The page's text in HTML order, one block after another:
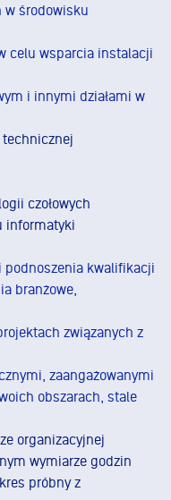
w środowisku
celu wsparcia instalacji
i innymi działami w
czołowych
informatyki
podnoszenia kwalifikacji
branżowe,
związanych z
zaangażowanymi
obszarach, stale
organizacyjnej
wymiarze godzin
próbny z